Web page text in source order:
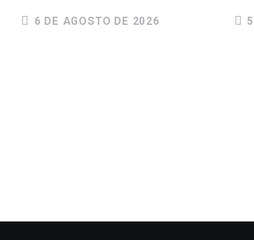
6 DE AGOSTO DE 2026